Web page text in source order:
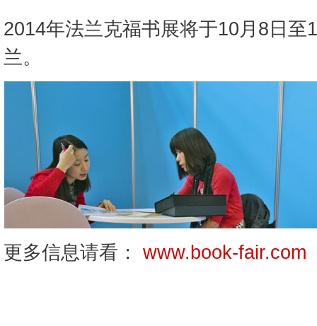
2014年法兰克福书展将于10月8日至
兰。
更多信息请看： www.book-fair.com